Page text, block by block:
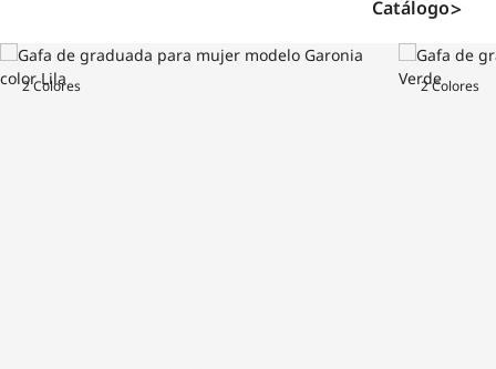
Catálogo
2 Colores 2 Colores